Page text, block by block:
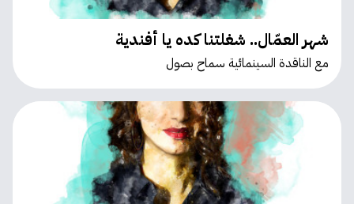
شهر العمّال.. شغلتنا كده يا أفندية
مع الناقدة السينمائية سماح بصول